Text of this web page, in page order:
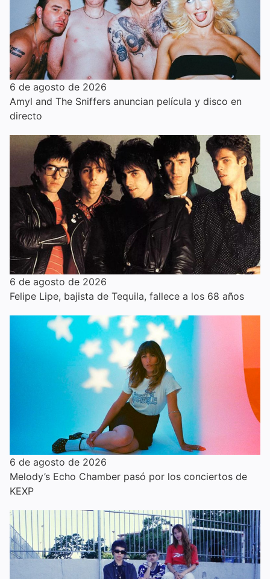
6 de agosto de 2026
Amyl and The Sniffers anuncian película y disco en
directo
6 de agosto de 2026
Felipe Lipe, bajista de Tequila, fallece a los 68 años
6 de agosto de 2026
Melody’s Echo Chamber pasó por los conciertos de
KEXP